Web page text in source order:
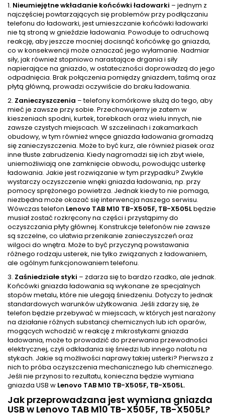
1. Nieumiejętne wkładanie końcówki ładowarki – jednym z
najczęściej powtarzających się problemów przy podłączaniu
telefonu do ładowarki, jest umieszczanie końcówki ładowarki
nie tą stroną w gnieździe ładowania. Powoduje to odruchową
reakcję, aby jeszcze mocniej docisnąć końcówkę go gniazda,
co w konsekwencji może oznaczać jego wyłamanie. Nadmiar
siły, jak również stopniowo narastające drgania i siły
napierające na gniazdo, w ostateczności doprowadzą do jego
odpadnięcia. Brak połączenia pomiędzy gniazdem, taśmą oraz
płytą główną, prowadzi oczywiście do braku ładowania.
2. Zanieczyszczenia – telefony komórkowe służą do tego, aby
mieć je zawsze przy sobie. Przechowujemy je zatem w
kieszeniach spodni, kurtek, torebkach oraz wielu innych, nie
zawsze czystych miejscach. W szczelinach i zakamarkach
obudowy, w tym również wnęce gniazda ładowania gromadzą
się zanieczyszczenia. Może to być kurz, ale również piasek oraz
inne tłuste zabrudzenia. Kiedy nagromadzi się ich zbyt wiele,
uniemożliwiają one zamknięcie obwodu, powodując usterkę
ładowania. Jakie jest rozwiązanie w tym przypadku? Zwykle
wystarczy oczyszczenie wnęki gniazda ładowania, np. przy
pomocy sprężonego powietrza. Jednak kiedy to nie pomaga,
niezbędna może okazać się interwencja naszego serwisu.
Wówczas telefon Lenovo TAB M10 TB-X505F, TB-X505Lbędzie
musiał zostać rozkręcony na części i przystąpimy do
oczyszczania płyty głównej. Konstrukcje telefonów nie zawsze
są szczelne, co ułatwia przenikanie zanieczyszczeń oraz
wilgoci do wnętra. Może to być przyczyną powstawania
różnego rodzaju usterek, nie tylko związanych z ładowaniem,
ale ogólnym funkcjonowaniem telefonu.
3. Zaśniedziałe styki – zdarza się to bardzo rzadko, ale jednak.
Końcówki gniazda ładowania są wykonane ze specjalnych
stopów metalu, które nie ulegają śniedzeniu. Dotyczy to jednak
standardowych warunków użytkowania. Jeśli zdarzy się, że
telefon będzie przebywać w miejscach, w których jest narażony
na działanie różnych substancji chemicznych lub ich oparów,
mogących wchodzić w reakcję z mikrostykami gniazda
ładowania, może to prowadzić do przerwania przewodności
elektrycznej, czyli odkładania się śniedzi lub innego nalotu na
stykach. Jakie są możliwości naprawy takiej usterki? Pierwsza z
nich to próba oczyszczenia mechanicznego lub chemicznego.
Jeśli nie przynosi to rezultatu, konieczna będzie wymiana
gniazda USB w Lenovo TAB M10 TB-X505F, TB-X505L.
Jak przeprowadzana jest wymiana gniazda
USB w Lenovo TAB M10 TB-X505F, TB-X505L?